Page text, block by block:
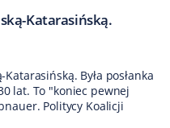
Katarasińską.
Była posłanka
lat. To "koniec pewnej
Politycy Koalicji